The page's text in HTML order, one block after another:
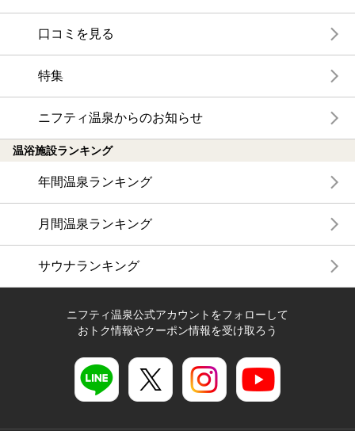
口コミを見る
特集
ニフティ温泉からのお知らせ
温浴施設ランキング
年間温泉ランキング
月間温泉ランキング
サウナランキング
ニフティ温泉公式アカウントをフォローして
おトク情報やクーポン情報を受け取ろう